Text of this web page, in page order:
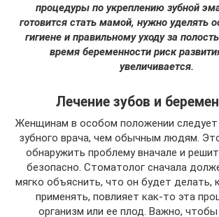
процедуры по укреплению зубной
готовится стать мамой, нужно уделять
гигиене и правильному уходу за
время беременности риск
увеличивается.
Лечение зубов и
Женщинам в особом положении
зубного врача, чем обычным людям.
обнаружить проблему вначале и
безопасно. Стоматолог сначала
мягко объяснить, что он будет делать,
применять, повлияет как-то эта
организм или ее плод. Важно,